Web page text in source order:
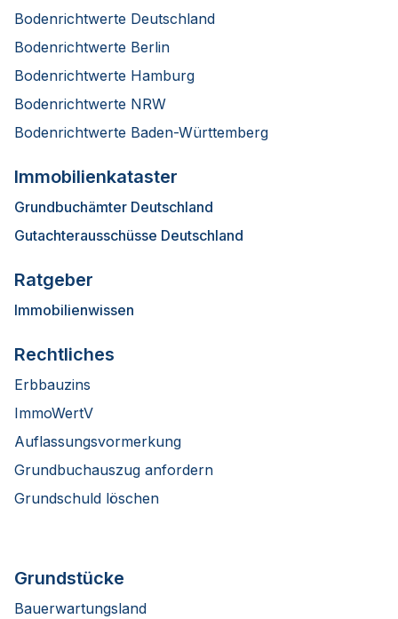
Bodenrichtwerte Deutschland
Bodenrichtwerte Berlin
Bodenrichtwerte Hamburg
Bodenrichtwerte NRW
Bodenrichtwerte Baden-Württemberg
Immobilienkataster
Grundbuchämter Deutschland
Gutachterausschüsse Deutschland
Ratgeber
Immobilienwissen
Rechtliches
Erbbauzins
ImmoWertV
Auflassungsvormerkung
Grundbuchauszug anfordern
Grundschuld löschen
Grundstücke
Bauerwartungsland